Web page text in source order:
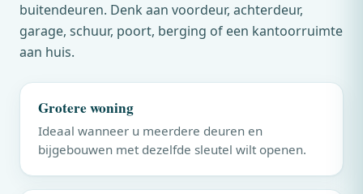
buitendeuren. Denk aan voordeur, achterdeur,
garage, schuur, poort, berging of een kantoorruimte
aan huis.
Grotere woning
Ideaal wanneer u meerdere deuren en
bijgebouwen met dezelfde sleutel wilt openen.